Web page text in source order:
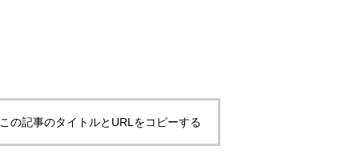
この記事のタイトルとURLをコピーする